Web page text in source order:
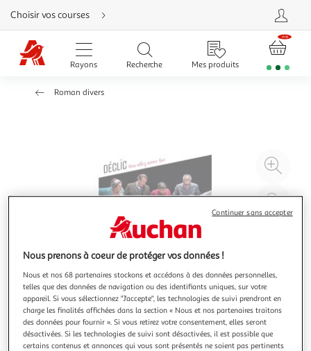
Aller
directement
au
contenu
Aller
directement
Aller
Choisir vos courses
Rayons Recherche Mes produits
Roman divers
à
Nous prenons à coeur de protéger vos données !
Nous et nos 68 partenaires stockons et accédons à des données personnelles,
telles que des données de navigation ou des identifiants uniques, sur votre
appareil. Si vous sélectionnez "J'accepte", les technologies de suivi prendront en
charge les finalités affichées dans la section « Nous et nos partenaires traitons
des données pour fournir ». Si vous retirez votre consentement, elles seront
désactivées. Si les technologies de suivi sont désactivées, il est possible que
certains contenus et annonces qui vous sont présentés ne soient pas pertinents
Continuer sans accepter